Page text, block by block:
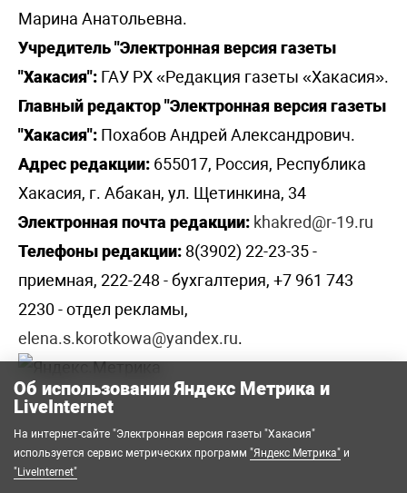
Марина Анатольевна.
Учредитель "Электронная версия газеты
"Хакасия": ГАУ РХ «Редакция газеты «Хакасия».
Главный редактор "Электронная версия газеты
"Хакасия": Похабов Андрей Александрович.
Адрес редакции: 655017, Россия, Республика
Хакасия, г. Абакан, ул. Щетинкина, 34
Электронная почта редакции: khakred@r-19.ru
Телефоны редакции: 8(3902) 22-23-35 -
приемная, 222-248 - бухгалтерия, +7 961 743
2230 - отдел рекламы,
elena.s.korotkowa@yandex.ru.
Об использовании Яндекс Метрика и
LiveInternet
На интернет-сайте "Электронная версия газеты "Хакасия"
используется сервис метрических программ "Яндекс Метрика" и
"LiveInternet"